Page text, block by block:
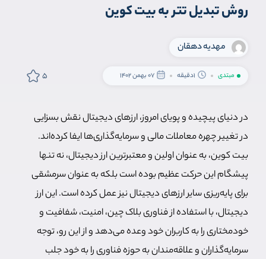
روش تبدیل تتر به بیت کوین
مهدیه دهقان
مبتدی 1دقیقه 07 بهمن 1402 5
در دنیای پیچیده و پویای امروز، ارزهای دیجیتال نقش بسزایی
در تغییر چهره معاملات مالی و سرمایه‌گذاری‌ها ایفا کرده‌اند.
بیت کوین، به عنوان اولین و معتبرترین ارز دیجیتال، نه تنها
پیشگام این حرکت عظیم بوده است بلکه به عنوان سرمشقی
برای پایه‌ریزی سایر ارزهای دیجیتال نیز عمل کرده است. این ارز
دیجیتال، با استفاده از فناوری بلاک چین، امنیت، شفافیت و
خودمختاری را به کاربران خود وعده می‌دهد و از این رو، توجه
سرمایه‌گذاران و علاقه‌مندان به حوزه فناوری را به خود جلب